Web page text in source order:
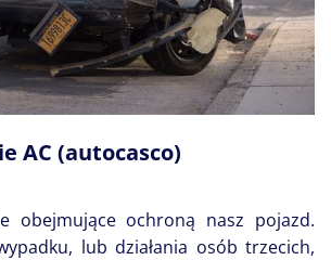
AC (autocasco)
obejmujące ochroną nasz pojazd.
lub działania osób trzecich,